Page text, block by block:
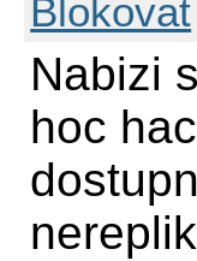
Blokovat
Nabizi
hoc